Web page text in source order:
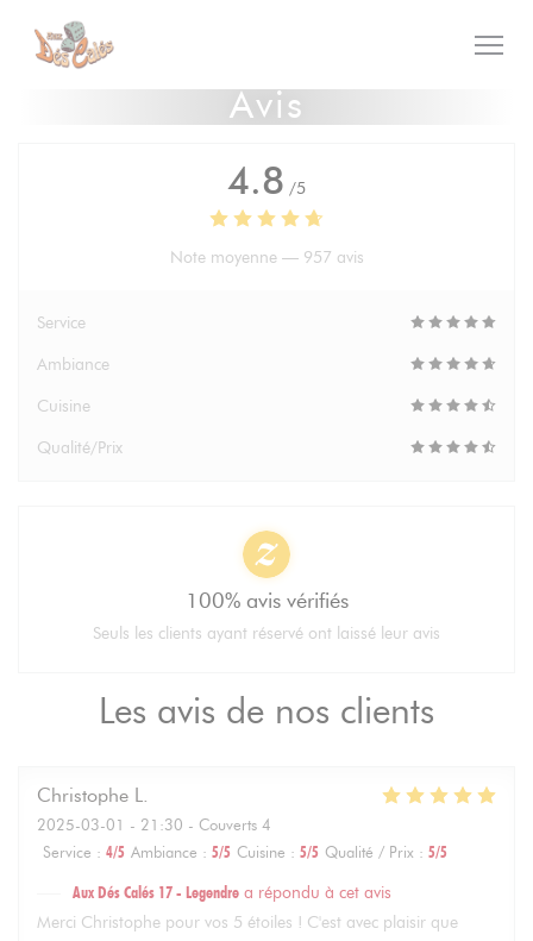
Personnalisation de vos choix en matière de cookies
Avis
Les avis de nos clients
Christophe L
2025-03-01 - 21:30 - Couverts 4
Service : 4/5 Ambiance : 5/5 Cuisine : 5/5 Qualité / Prix : 5/5
Aux Dés Calés 17 - Legendre a répondu à cet avis
Merci Christophe pour vos 5 étoiles ! C'est avec plaisir que
4.8 /5
Note moyenne — 957 avis
Service
Ambiance
Cuisine
Qualité/Prix
100% avis vérifiés
Seuls les clients ayant réservé ont laissé leur avis